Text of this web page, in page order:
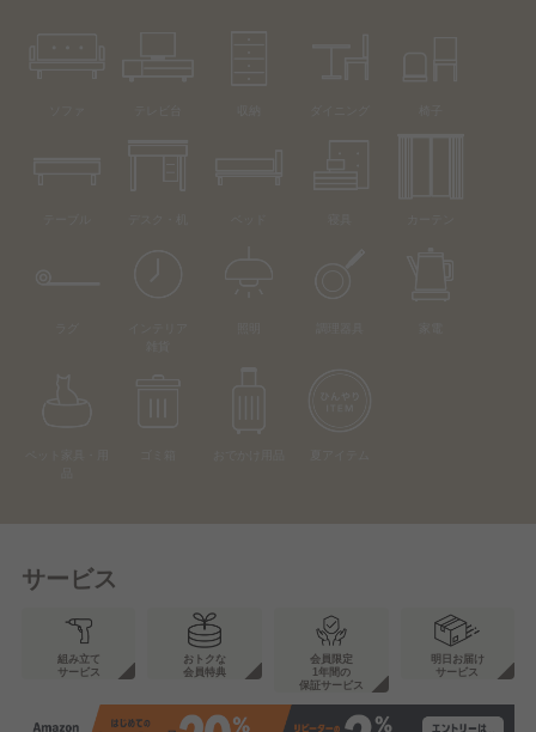
サービス
組み立て
サービス
おトクな
会員特典
会員限定
1年間の
保証サービス
明日お届け
サービス